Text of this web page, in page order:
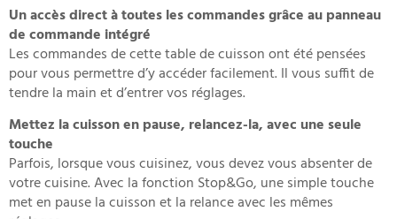
Un accès direct à toutes les commandes grâce au panneau
de commande intégré
Les commandes de cette table de cuisson ont été pensées
pour vous permettre d’y accéder facilement. Il vous suffit de
tendre la main et d’entrer vos réglages.
Mettez la cuisson en pause, relancez-la, avec une seule
touche
Parfois, lorsque vous cuisinez, vous devez vous absenter de
votre cuisine. Avec la fonction Stop&Go, une simple touche
met en pause la cuisson et la relance avec les mêmes